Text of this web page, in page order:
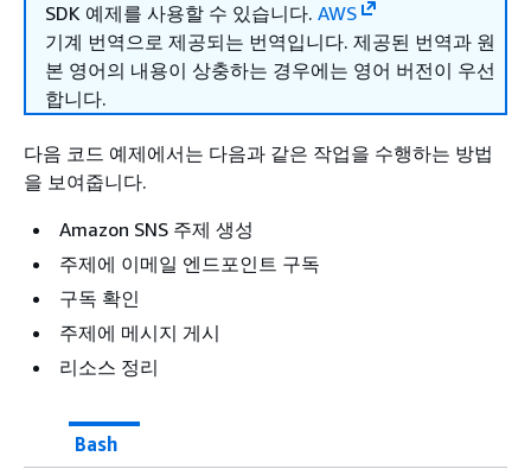
SDK 예제를 사용할 수 있습니다. AWS
기계 번역으로 제공되는 번역입니다. 제공된 번역과 원
본 영어의 내용이 상충하는 경우에는 영어 버전이 우선
합니다.
다음 코드 예제에서는 다음과 같은 작업을 수행하는 방법
을 보여줍니다.
Amazon SNS 주제 생성
주제에 이메일 엔드포인트 구독
구독 확인
주제에 메시지 게시
리소스 정리
Bash